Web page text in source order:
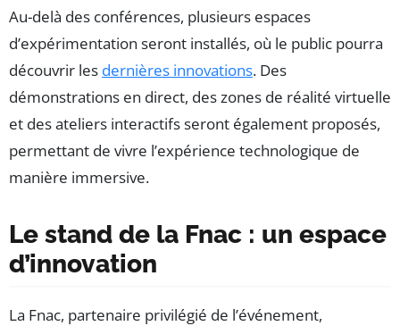
Au-delà des conférences, plusieurs espaces
d’expérimentation seront installés, où le public pourra
découvrir les dernières innovations. Des
démonstrations en direct, des zones de réalité virtuelle
et des ateliers interactifs seront également proposés,
permettant de vivre l’expérience technologique de
manière immersive.
Le stand de la Fnac : un espace
d’innovation
La Fnac, partenaire privilégié de l’événement,